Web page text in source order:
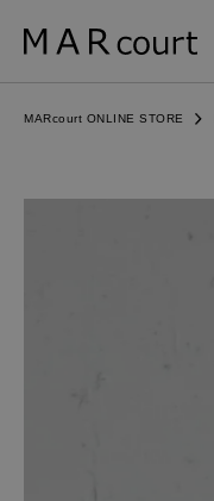
MARcourt ONLINE STORE